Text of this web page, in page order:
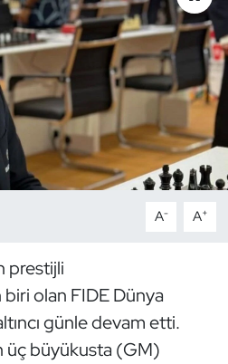
A- A+
prestijli
olan FIDE Dünya
günle devam etti.
üç büyükusta (GM)